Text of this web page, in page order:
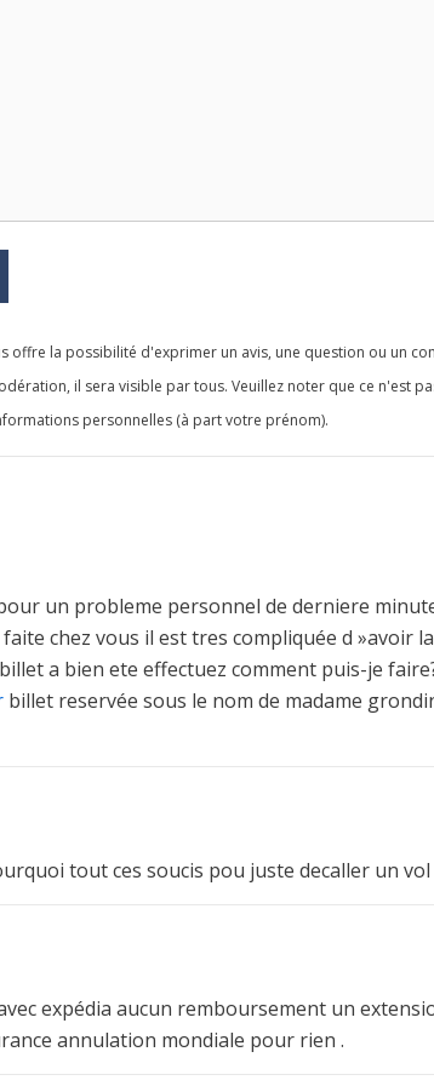
offre la possibilité d'exprimer un avis, une question ou un
il sera visible par tous. Veuillez noter que ce n'est
personnelles (à part votre prénom).
un probleme personnel de derniere
chez vous il est tres compliquée d »avoir
a bien ete effectuez comment puis-je
billet reservée sous le nom de madame
tout ces soucis pou juste decaller un
expédia aucun remboursement un
annulation mondiale pour rien .